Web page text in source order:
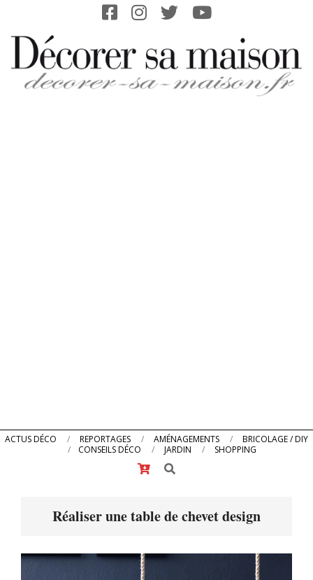
content
Primary
ACTUS DÉCO REPORTAGES AMÉNAGEMENTS
BRICOLAGE / DIY
CONSEILS DÉCO
JARDIN
SHOPPING
Search
Réaliser une table de chevet design